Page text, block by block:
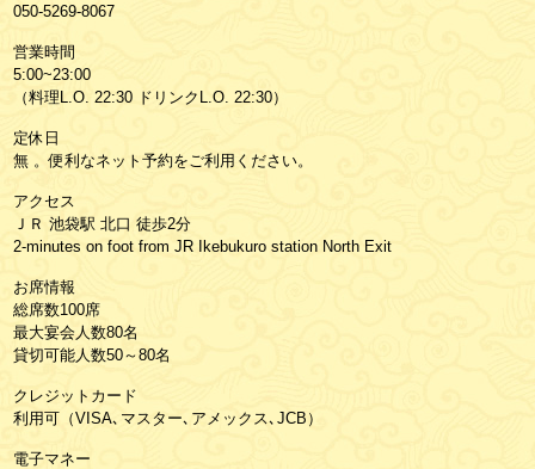
050-5269-8067
営業時間
5:00~23:00
（料理L.O. 22:30 ドリンクL.O. 22:30）
定休日
無 。便利なネット予約をご利用ください。
アクセス
ＪＲ 池袋駅 北口 徒歩2分
2-minutes on foot from JR Ikebukuro station North Exit
お席情報
総席数100席
最大宴会人数80名
貸切可能人数50～80名
クレジットカード
利用可（VISA､マスター､アメックス､JCB）
電子マネー